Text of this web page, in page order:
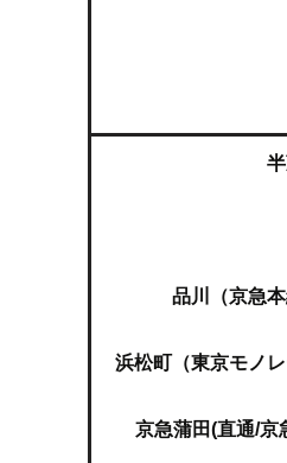
品川（京急
浜松町（東京モノ
京急蒲田(直通/京